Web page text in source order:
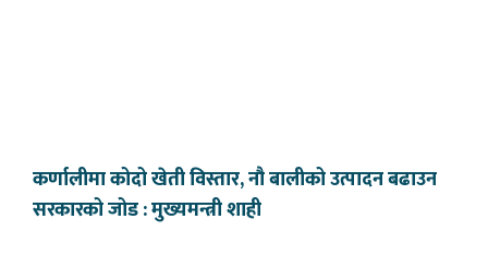
कर्णालीमा कोदो खेती विस्तार, नौ बालीको उत्पादन बढाउन
सरकारको जोड : मुख्यमन्त्री शाही